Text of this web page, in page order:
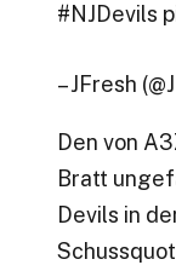
#NJDevils
– JFresh
Den von
Bratt
Devils in